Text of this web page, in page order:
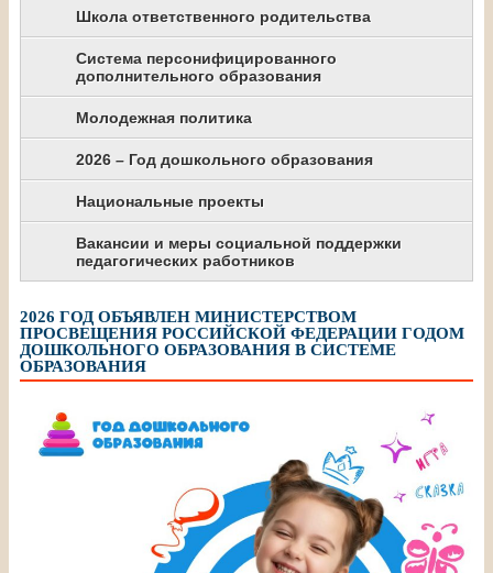
Школа ответственного родительства
Система персонифицированного
дополнительного образования
Молодежная политика
2026 – Год дошкольного образования
Национальные проекты
Вакансии и меры социальной поддержки
педагогических работников
2026 ГОД ОБЪЯВЛЕН МИНИСТЕРСТВОМ
ПРОСВЕЩЕНИЯ РОССИЙСКОЙ ФЕДЕРАЦИИ ГОДОМ
ДОШКОЛЬНОГО ОБРАЗОВАНИЯ В СИСТЕМЕ
ОБРАЗОВАНИЯ